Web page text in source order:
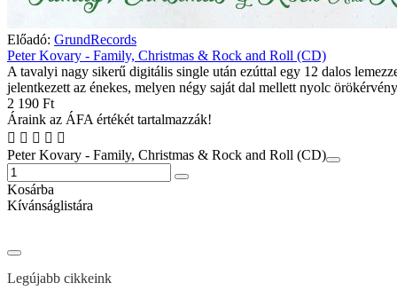
Előadó: GrundRecords
Peter Kovary - Family, Christmas & Rock and Roll (CD)
A tavalyi nagy sikerű digitális single után ezúttal egy 12 dalos
jelentkezett az énekes, melyen négy saját dal mellett nyolc
2 190 Ft
Áraink az ÁFA értékét tartalmazzák!
Peter Kovary - Family, Christmas & Rock and Roll (CD)
Kosárba
Kívánságlistára
Legújabb cikkeink